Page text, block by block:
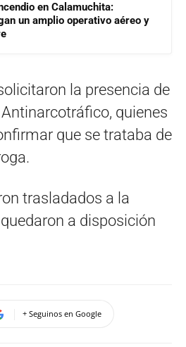
en Calamuchita:
un amplio operativo aéreo y
la presencia de
quienes
que se trataba de
trasladados a la
a disposición
+ Seguinos en Google